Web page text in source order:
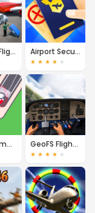
Airplane Flight Pilot Airport Security
★ ★ ★ ★ ★
Airport Simulator GeoFS Flight Simulator
★ ★ ★ ★ ★